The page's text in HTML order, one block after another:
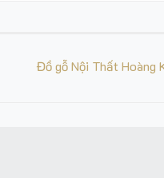
Đồ gỗ Nội Thất Hoàng